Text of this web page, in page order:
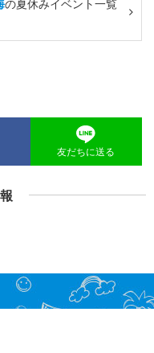
の夏休みイベント一覧
友だちに送る